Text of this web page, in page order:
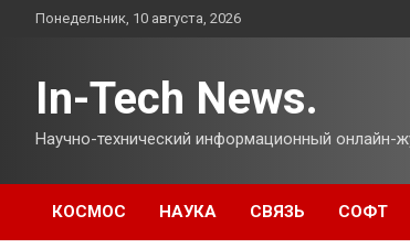
ПерейтиПонедельник, 10 августа, 2026
In-Tech News.
Научно-технический информационный онлайн-
КОСМОС НАУКА СВЯЗЬ СОФТ